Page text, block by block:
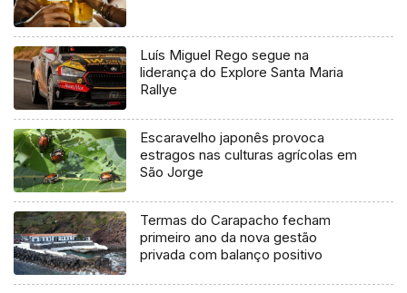
Luís Miguel Rego segue na
liderança do Explore Santa Maria
Rallye
Escaravelho japonês provoca
estragos nas culturas agrícolas em
São Jorge
Termas do Carapacho fecham
primeiro ano da nova gestão
privada com balanço positivo